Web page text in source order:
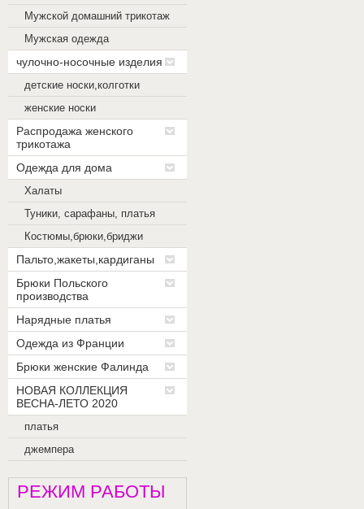
Мужской домашний трикотаж
Мужская одежда
чулочно-носочные изделия
детские носки,колготки
женские носки
Распродажа женского
трикотажа
Одежда для дома
Халаты
Туники, сарафаны, платья
Костюмы,брюки,бриджи
Пальто,жакеты,кардиганы
Брюки Польского
производства
Нарядные платья
Одежда из Франции
Брюки женские Фалинда
НОВАЯ КОЛЛЕКЦИЯ
ВЕСНА-ЛЕТО 2020
платья
джемпера
РЕЖИМ РАБОТЫ